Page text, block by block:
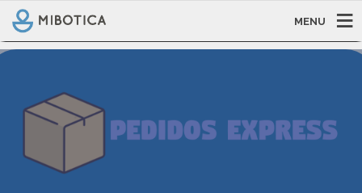
MENU